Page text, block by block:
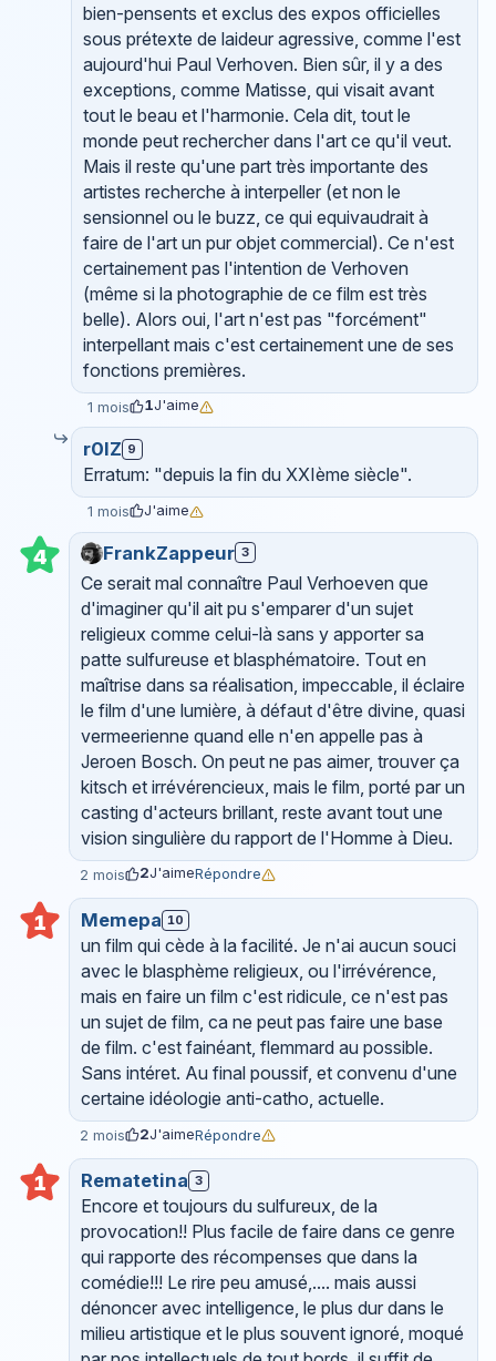
bien-pensents et exclus des expos officielles
sous prétexte de laideur agressive, comme l'est
aujourd'hui Paul Verhoven. Bien sûr, il y a des
exceptions, comme Matisse, qui visait avant
tout le beau et l'harmonie. Cela dit, tout le
monde peut rechercher dans l'art ce qu'il veut.
Mais il reste qu'une part très importante des
artistes recherche à interpeller (et non le
sensionnel ou le buzz, ce qui equivaudrait à
faire de l'art un pur objet commercial). Ce n'est
certainement pas l'intention de Verhoven
(même si la photographie de ce film est très
belle). Alors oui, l'art n'est pas "forcément"
interpellant mais c'est certainement une de ses
fonctions premières.
1 mois 1J'aime
r0lZ 9
Erratum: "depuis la fin du XXIème siècle".
1 mois J'aime
4 FrankZappeur 3
Ce serait mal connaître Paul Verhoeven que
d'imaginer qu'il ait pu s'emparer d'un sujet
religieux comme celui-là sans y apporter sa
patte sulfureuse et blasphématoire. Tout en
maîtrise dans sa réalisation, impeccable, il éclaire
le film d'une lumière, à défaut d'être divine, quasi
vermeerienne quand elle n'en appelle pas à
Jeroen Bosch. On peut ne pas aimer, trouver ça
kitsch et irrévérencieux, mais le film, porté par un
casting d'acteurs brillant, reste avant tout une
vision singulière du rapport de l'Homme à Dieu.
2 mois 2J'aimeRépondre
1 Memepa 10
un film qui cède à la facilité. Je n'ai aucun souci
avec le blasphème religieux, ou l'irrévérence,
mais en faire un film c'est ridicule, ce n'est pas
un sujet de film, ca ne peut pas faire une base
de film. c'est fainéant, flemmard au possible.
Sans intéret. Au final poussif, et convenu d'une
certaine idéologie anti-catho, actuelle.
2 mois 2J'aimeRépondre
1 Rematetina 3
Encore et toujours du sulfureux, de la
provocation!! Plus facile de faire dans ce genre
qui rapporte des récompenses que dans la
comédie!!! Le rire peu amusé,.... mais aussi
dénoncer avec intelligence, le plus dur dans le
milieu artistique et le plus souvent ignoré, moqué